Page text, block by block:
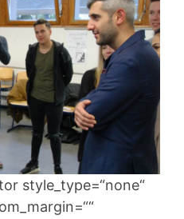
style_type=“none“